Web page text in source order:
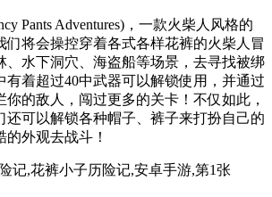
Pants Adventures)，一款火柴人风格的
们将会操控穿着各式各样花裤的火柴人冒
、水下洞穴、海盗船等场景，去寻找被绑
有着超过40中武器可以解锁使用，并通过
的敌人，闯过更多的关卡！不仅如此，
还可以解锁各种帽子、裤子来打扮自己的
外观去战斗！